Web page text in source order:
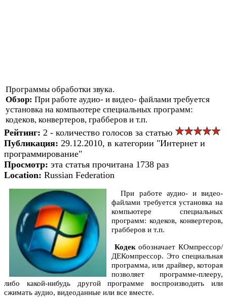
Программы обработки звука.
Обзор: При работе аудио- и видео- файлами требуется
установка на компьютере специальных программ:
кодеков, конвертеров, грабберов и т.п.
Рейтинг: 2 - количество голосов за статью
Публикация: 29.12.2010, в категории "Интернет и
программирование"
Просмотр: эта статья прочитана 1738 раз
Location: Russian Federation
При работе аудио- и видео-
файлами требуется установка на
компьютере специальных
программ: кодеков, конвертеров,
грабберов и т.п.
Кодек обозначает КОмпрессор/
ДЕКомпрессор. Это специальная
программа, или драйвер, которая
позволяет программе-плееру,
либо какой-нибудь другой программе воспроизводить или
сжимать аудио, видеоданные или все вместе.